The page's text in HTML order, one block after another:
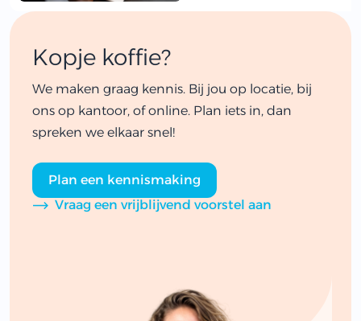
Kopje koffie?
We maken graag kennis. Bij jou op locatie, bij
ons op kantoor, of online. Plan iets in, dan
spreken we elkaar snel!
Plan een kennismaking
Vraag een vrijblijvend voorstel aan